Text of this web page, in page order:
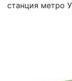
станция метро